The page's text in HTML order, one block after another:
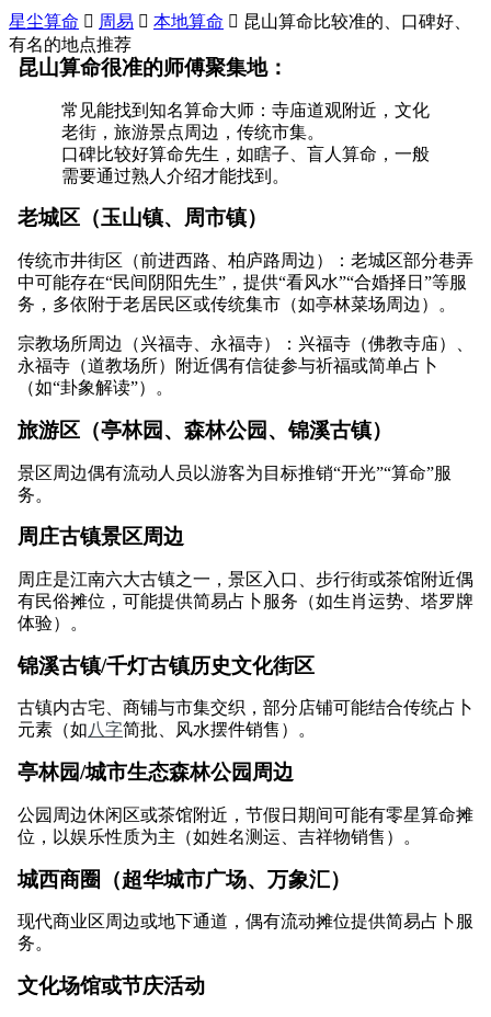
星尘算命  周易  本地算命  昆山算命比较准的、口碑好、
有名的地点推荐
昆山算命很准的师傅聚集地：
常见能找到知名算命大师：寺庙道观附近，文化
老街，旅游景点周边，传统市集。
口碑比较好算命先生，如瞎子、盲人算命，一般
需要通过熟人介绍才能找到。
老城区（玉山镇、周市镇）
传统市井街区（前进西路、柏庐路周边）：老城区部分巷弄
中可能存在“民间阴阳先生”，提供“看风水”“合婚择日”等服
务，多依附于老居民区或传统集市（如亭林菜场周边）。
宗教场所周边（兴福寺、永福寺）：兴福寺（佛教寺庙）、
永福寺（道教场所）附近偶有信徒参与祈福或简单占卜
（如“卦象解读”）。
旅游区（亭林园、森林公园、锦溪古镇）
景区周边偶有流动人员以游客为目标推销“开光”“算命”服
务。
周庄古镇景区周边
周庄是江南六大古镇之一，景区入口、步行街或茶馆附近偶
有民俗摊位，可能提供简易占卜服务（如生肖运势、塔罗牌
体验）。
锦溪古镇/千灯古镇历史文化街区
古镇内古宅、商铺与市集交织，部分店铺可能结合传统占卜
元素（如八字简批、风水摆件销售）。
亭林园/城市生态森林公园周边
公园周边休闲区或茶馆附近，节假日期间可能有零星算命摊
位，以娱乐性质为主（如姓名测运、吉祥物销售）。
城西商圈（超华城市广场、万象汇）
现代商业区周边或地下通道，偶有流动摊位提供简易占卜服
务。
文化场馆或节庆活动